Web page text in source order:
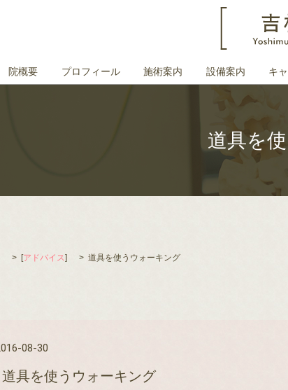
院概要 プロフィール 施術案内 設備案内 キ
道具を
[アドバイス] 道具を使うウォーキング
08-30
道具を使うウォーキング